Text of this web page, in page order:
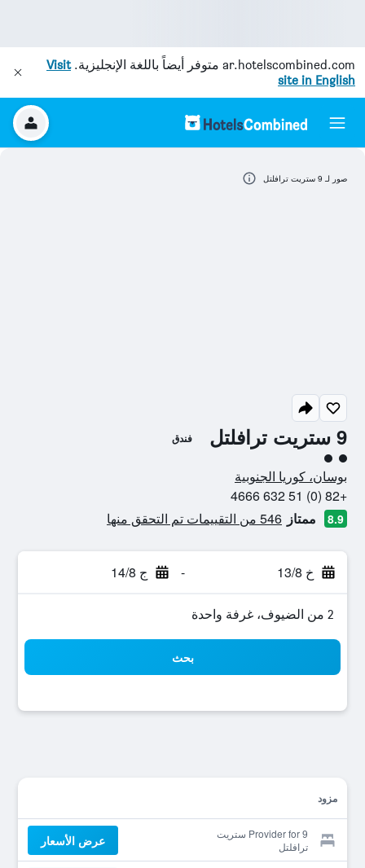
ar.hotelscombined.com متوفر أيضاً باللغة الإنجليزية.Visit
site in English
9 ستريت ترافلتل فندق
تقييم فئة 2
بوسان، كوريا الجنوبية
+82 (0) 51 632 4666
8.9 ممتاز 546 من التقييمات تم التحقق منها
خ 13/8 - ج 14/8
2 من الضيوف، غرفة واحدة
بحث
مزود
Provider for 9 ستريت
ترافلتل
عرض الأسعار
صور لـ 9 ستريت ترافلتل